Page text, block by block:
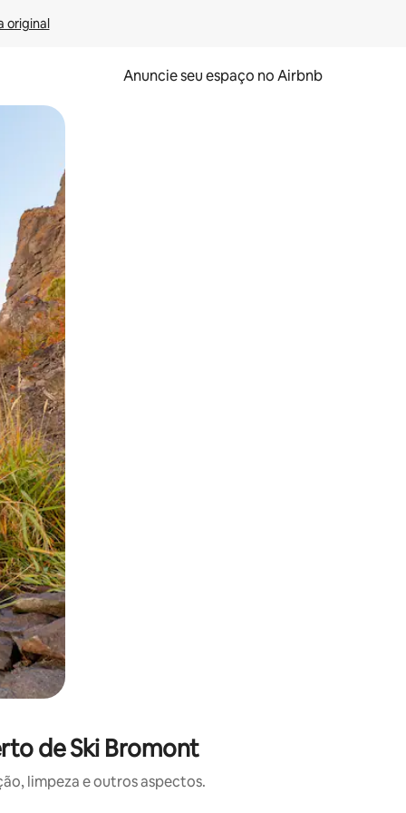
original
Anuncie seu espaço no Airbnb
o dedo na tela.
de Ski Bromont
limpeza e outros aspectos.